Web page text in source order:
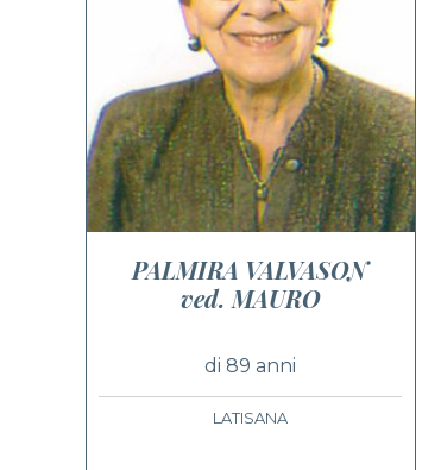
PALMIRA VALVASON
ved. MAURO
di 89 anni
LATISANA